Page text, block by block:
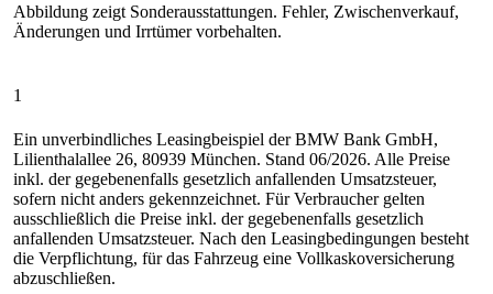
Abbildung zeigt Sonderausstattungen. Fehler, Zwischenverkauf,
Änderungen und Irrtümer vorbehalten.
1
Ein unverbindliches Leasingbeispiel der BMW Bank GmbH,
Lilienthalallee 26, 80939 München. Stand 06/2026. Alle Preise
inkl. der gegebenenfalls gesetzlich anfallenden Umsatzsteuer,
sofern nicht anders gekennzeichnet. Für Verbraucher gelten
ausschließlich die Preise inkl. der gegebenenfalls gesetzlich
anfallenden Umsatzsteuer. Nach den Leasingbedingungen besteht
die Verpflichtung, für das Fahrzeug eine Vollkaskoversicherung
abzuschließen.